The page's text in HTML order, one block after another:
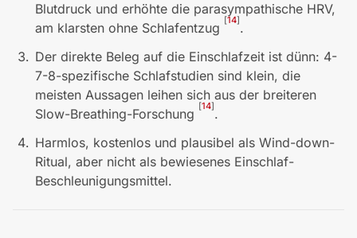
Blutdruck und erhöhte die parasympathische HRV,
am klarsten ohne Schlafentzug [14].
Der direkte Beleg auf die Einschlafzeit ist dünn: 4-
7-8-spezifische Schlafstudien sind klein, die
meisten Aussagen leihen sich aus der breiteren
Slow-Breathing-Forschung [14].
Harmlos, kostenlos und plausibel als Wind-down-
Ritual, aber nicht als bewiesenes Einschlaf-
Beschleunigungsmittel.